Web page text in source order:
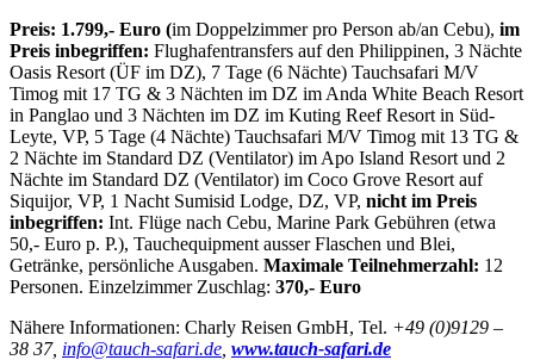
Preis: 1.799,- Euro (im Doppelzimmer pro Person ab/an Cebu), im
Preis inbegriffen: Flughafentransfers auf den Philippinen, 3 Nächte
Oasis Resort (ÜF im DZ), 7 Tage (6 Nächte) Tauchsafari M/V
Timog mit 17 TG & 3 Nächten im DZ im Anda White Beach Resort
in Panglao und 3 Nächten im DZ im Kuting Reef Resort in Süd-
Leyte, VP, 5 Tage (4 Nächte) Tauchsafari M/V Timog mit 13 TG &
2 Nächte im Standard DZ (Ventilator) im Apo Island Resort und 2
Nächte im Standard DZ (Ventilator) im Coco Grove Resort auf
Siquijor, VP, 1 Nacht Sumisid Lodge, DZ, VP, nicht im Preis
inbegriffen: Int. Flüge nach Cebu, Marine Park Gebühren (etwa
50,- Euro p. P.), Tauchequipment ausser Flaschen und Blei,
Getränke, persönliche Ausgaben. Maximale Teilnehmerzahl: 12
Personen. Einzelzimmer Zuschlag: 370,- Euro
Nähere Informationen: Charly Reisen GmbH, Tel. +49 (0)9129 –
38 37, info@tauch-safari.de www.tauch-safari.de